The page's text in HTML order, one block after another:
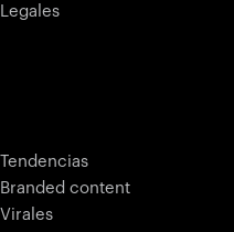
Legales
Tendencias
Branded content
Virales